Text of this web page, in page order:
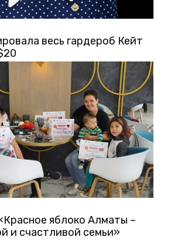
весь гардероб Кейт
яблоко Алматы –
и счастливой семьи»